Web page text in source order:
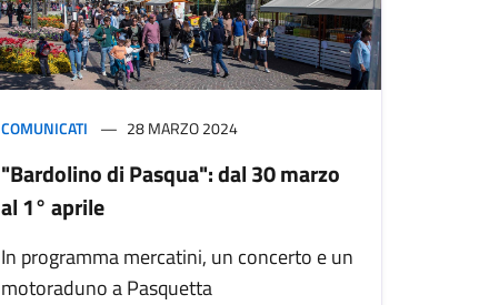
COMUNICATI 28 MARZO 2024
"Bardolino di Pasqua": dal 30 marzo
al 1° aprile
In programma mercatini, un concerto e un
motoraduno a Pasquetta